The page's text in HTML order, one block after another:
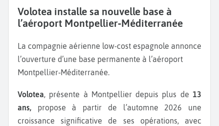
Volotea installe sa nouvelle base à
l’aéroport Montpellier‑Méditerranée
La compagnie aérienne low-cost espagnole annonce
l’ouverture d’une base permanente à l’aéroport
Montpellier‑Méditerranée.
Volotea, présente à Montpellier depuis plus de 13
ans, propose à partir de l’automne 2026 une
croissance significative de ses opérations, avec